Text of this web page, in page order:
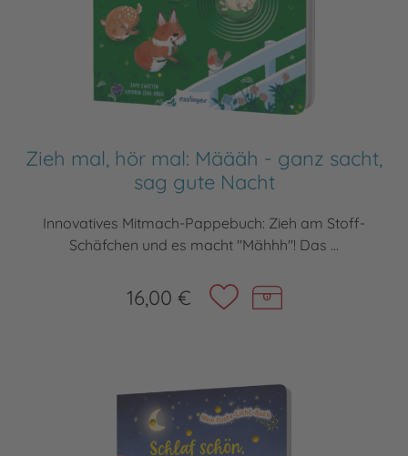
Zieh mal, hör mal: Määäh - ganz sacht,
sag gute Nacht
Innovatives Mitmach-Pappebuch: Zieh am Stoff-
Schäfchen und es macht "Mähhh"! Das ...
16,00 €